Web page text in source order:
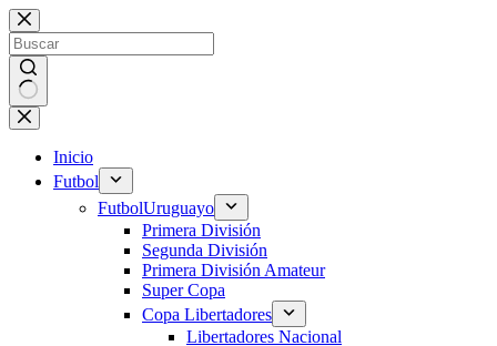
Saltar
al
contenido
Sin
resultados
Inicio
Futbol
FutbolUruguayo
Primera División
Segunda División
Primera División Amateur
Super Copa
Copa Libertadores
Libertadores Nacional